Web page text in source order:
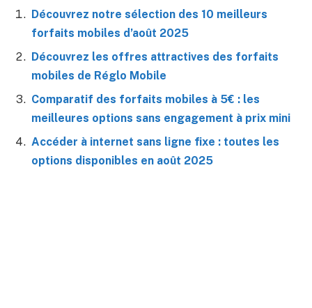
Découvrez notre sélection des 10 meilleurs
forfaits mobiles d’août 2025
Découvrez les offres attractives des forfaits
mobiles de Réglo Mobile
Comparatif des forfaits mobiles à 5€ : les
meilleures options sans engagement à prix mini
Accéder à internet sans ligne fixe : toutes les
options disponibles en août 2025